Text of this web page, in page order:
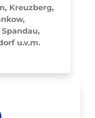
Kreuzberg,
u.v.m.